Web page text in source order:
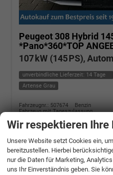
Peugeot 308 Hybrid
*Pano*360*TOP
107 kW (145 PS),
unverbindliche Lieferzeit: 14 Tage
Artense Grau
Fahrzeugnr.: 507674
Benzin
Fahrzeug mit Tageszulassung
CO
2-Klasse:
C
CO
-Emissionen: 112,00 g/km
»
27.390,– €
Wir respektieren Ihre
Unsere Website setzt Cookies ein,
bereitzustellen. Hierbei
nur die Daten für Marketing,
uns Ihr Einverständnis geben. Sie